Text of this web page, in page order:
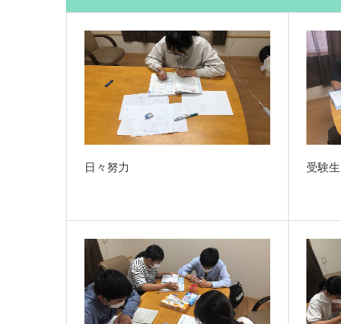
日々努力 受験生